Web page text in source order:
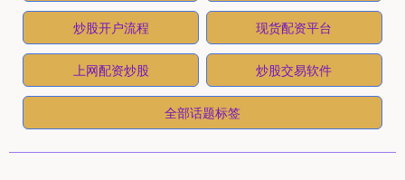
炒股开户流程 现货配资平台
上网配资炒股 炒股交易软件
全部话题标签